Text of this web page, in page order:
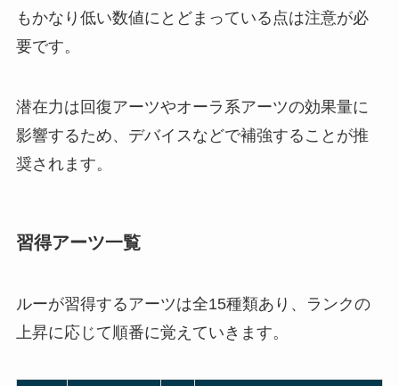
もかなり低い数値にとどまっている点は注意が必
要です。
潜在力は回復アーツやオーラ系アーツの効果量に
影響するため、デバイスなどで補強することが推
奨されます。
習得アーツ一覧
ルーが習得するアーツは全15種類あり、ランクの
上昇に応じて順番に覚えていきます。